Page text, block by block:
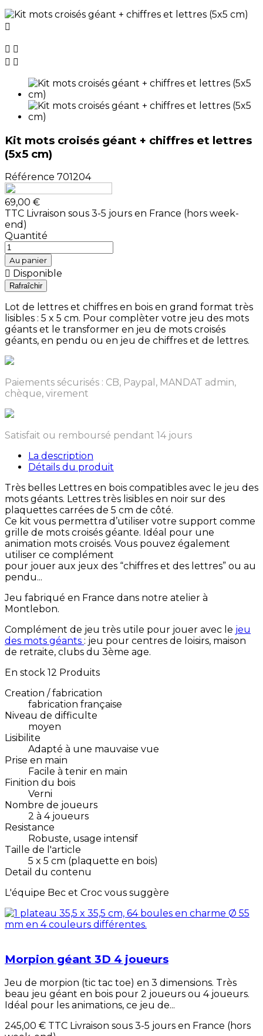

 
 
Kit mots croisés géant + chiffres et lettres
(5x5 cm)
Référence 701204
69,00 €
TTC Livraison sous 3-5 jours en France (hors week-
end)
Quantité
Au panier
 Disponible
Lot de lettres et chiffres en bois en grand format très
lisibles : 5 x 5 cm. Pour complèter votre jeu des mots
géants et le transformer en jeu de mots croisés
géants, en pendu ou en jeu de chiffres et de lettres.
Paiements sécurisés : CB, Paypal, MANDAT admin,
chèque, virement
Satisfait ou remboursé pendant 14 jours
La description
Détails du produit
Très belles Lettres en bois compatibles avec le jeu des
mots géants. Lettres très lisibles en noir sur des
plaquettes carrées de 5 cm de côté.
Ce kit vous permettra d’utiliser votre support comme
grille de mots croisés géante. Idéal pour une
animation mots croisés. Vous pouvez également
utiliser ce complément
pour jouer aux jeux des “chiffres et des lettres” ou au
pendu...
Jeu fabriqué en France dans notre atelier à
Montlebon.
Complément de jeu très utile pour jouer avec le jeu
des mots géants : jeu pour centres de loisirs, maison
de retraite, clubs du 3ème age.
En stock 12 Produits
Creation / fabrication
fabrication française
Niveau de difficulte
moyen
Lisibilite
Adapté à une mauvaise vue
Prise en main
Facile à tenir en main
Finition du bois
Verni
Nombre de joueurs
2 à 4 joueurs
Resistance
Robuste, usage intensif
Taille de l'article
5 x 5 cm (plaquette en bois)
Detail du contenu
L'équipe Bec et Croc vous suggère
Morpion géant 3D 4 joueurs
Jeu de morpion (tic tac toe) en 3 dimensions. Très
beau jeu géant en bois pour 2 joueurs ou 4 joueurs.
Idéal pour les animations, ce jeu de...
245,00 € TTC Livraison sous 3-5 jours en France (hors